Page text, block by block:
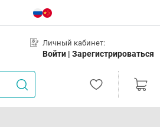
Личный кабинет:
Войти | Зарегистрироваться